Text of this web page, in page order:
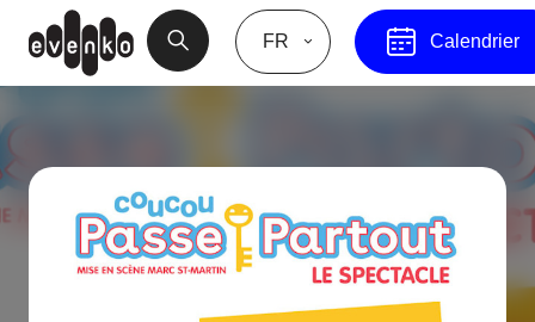
FR Calendrier